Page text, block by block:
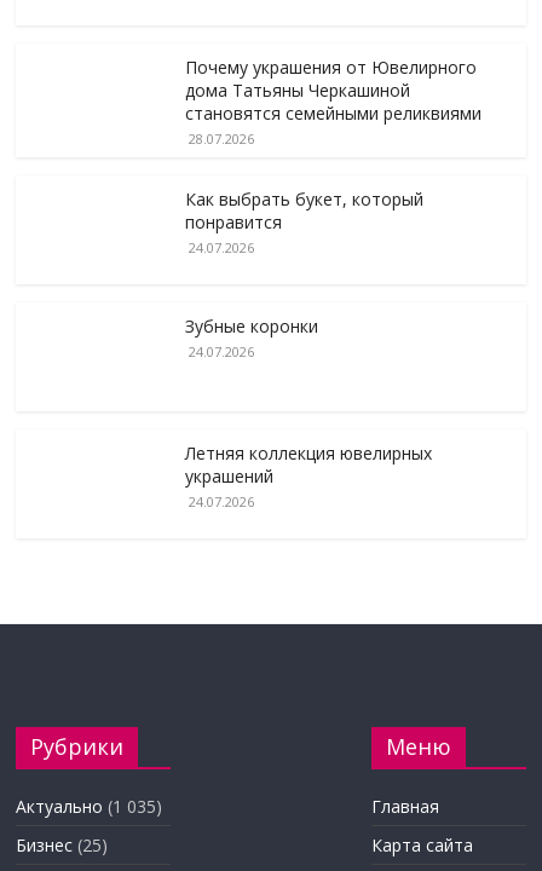
Почему украшения от Ювелирного
дома Татьяны Черкашиной
становятся семейными реликвиями
28.07.2026
Как выбрать букет, который
понравится
24.07.2026
Зубные коронки
24.07.2026
Летняя коллекция ювелирных
украшений
24.07.2026
Рубрики
Актуально (1 035)
Бизнес (25)
Меню
Главная
Карта сайта